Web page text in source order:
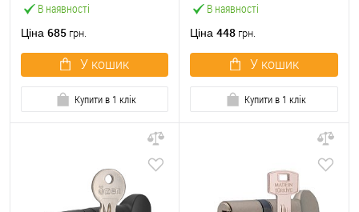
В наявності
Ціна 685 грн.
У кошик
Купити в 1 клік
В наявності
Ціна 448 грн.
У кошик
Купити в 1 клік